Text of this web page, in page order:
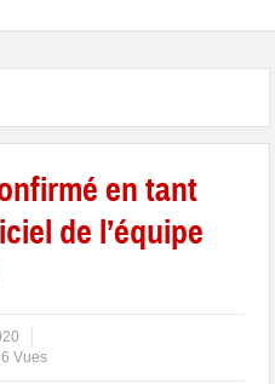
en tant
de l’équipe
Vues